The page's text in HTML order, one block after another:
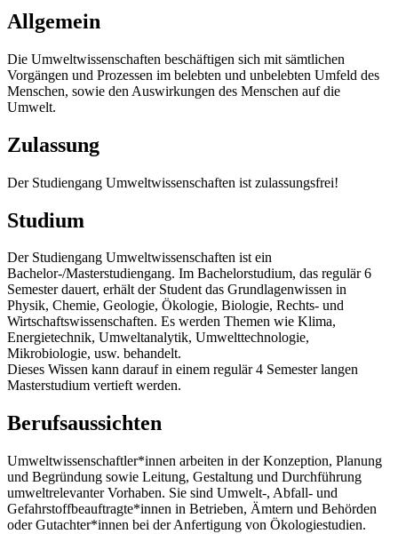
Allgemein
Die Umweltwissenschaften beschäftigen sich mit sämtlichen
Vorgängen und Prozessen im belebten und unbelebten Umfeld des
Menschen, sowie den Auswirkungen des Menschen auf die
Umwelt.
Zulassung
Der Studiengang Umweltwissenschaften ist zulassungsfrei!
Studium
Der Studiengang Umweltwissenschaften ist ein
Bachelor-/Masterstudiengang. Im Bachelorstudium, das regulär 6
Semester dauert, erhält der Student das Grundlagenwissen in
Physik, Chemie, Geologie, Ökologie, Biologie, Rechts- und
Wirtschaftswissenschaften. Es werden Themen wie Klima,
Energietechnik, Umweltanalytik, Umwelttechnologie,
Mikrobiologie, usw. behandelt.
Dieses Wissen kann darauf in einem regulär 4 Semester langen
Masterstudium vertieft werden.
Berufsaussichten
Umweltwissenschaftler*innen arbeiten in der Konzeption, Planung
und Begründung sowie Leitung, Gestaltung und Durchführung
umweltrelevanter Vorhaben. Sie sind Umwelt-, Abfall- und
Gefahrstoffbeauftragte*innen in Betrieben, Ämtern und Behörden
oder Gutachter*innen bei der Anfertigung von Ökologiestudien.